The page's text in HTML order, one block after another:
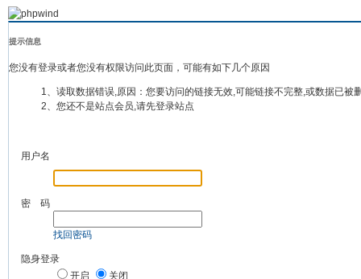
提示信息
您没有登录或者您没有权限访问此页面，可能有如下几个原因
1、读取数据错误,原因：您要访问的链接无效,可能链接不完整,或数据已被
2、您还不是站点会员,请先登录站点
用户名
密 码
找回密码
隐身登录
开启
关闭